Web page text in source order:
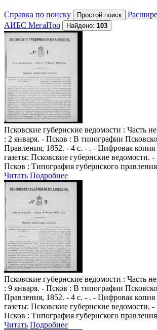
Справка по поиску
АИБС МегаПро
Найдено: 103
Псковские губернские ведомости : Часть
: 2 января. - Псков : В типографии
Правления, 1852. - 4 с. - . - Цифровая
газеты: Псковские губернские ведомости.
Псков : Типография губернского правления
Читать Подробнее
Псковские губернские ведомости : Часть
: 9 января. - Псков : В типографии
Правления, 1852. - 4 с. - . - Цифровая
газеты: Псковские губернские ведомости.
Псков : Типография губернского правления
Читать Подробнее